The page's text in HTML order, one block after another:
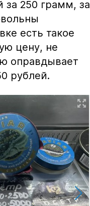
за 250 грамм, за
есть такое
цену, не
оправдывает
рублей.